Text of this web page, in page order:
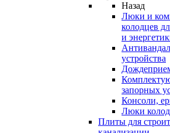
Назад
Люки и
колодцев
и
устройства
запорных
Консоли,
Люки
Плиты для